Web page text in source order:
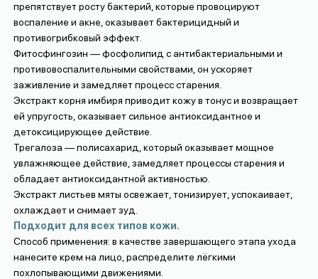
препятствует росту бактерий, которые провоцируют
воспаление и акне, оказывает бактерицидный и
противогрибковый эффект.
Фитосфингозин — фосфолипид с антибактериальными и
противовоспалительными свойствами, он ускоряет
заживление и замедляет процесс старения.
Экстракт корня имбиря приводит кожу в тонус и возвращает
ей упругость, оказывает сильное антиоксидантное и
детоксицирующее действие.
Трегалоза — полисахарид, который оказывает мощное
увлажняющее действие, замедляет процессы старения и
обладает антиоксидантной активностью.
Экстракт листьев мяты освежает, тонизирует, успокаивает,
охлаждает и снимает зуд.
Подходит для всех типов кожи.
Способ применения: в качестве завершающего этапа ухода
нанесите крем на лицо, распределите лёгкими
похлопывающими движениями.